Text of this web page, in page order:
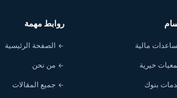
مالية
خيرية
بنوك
روابط مهمة
الصفحة الرئيسية
من نحن
جميع المقالات